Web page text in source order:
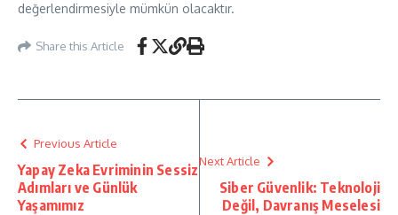
değerlendirmesiyle mümkün olacaktır.
Share this Article
Previous Article
Yapay Zeka Evriminin Sessiz
Adımları ve Günlük
Yaşamımız
Next Article
Siber Güvenlik: Teknoloji
Değil, Davranış Meselesi